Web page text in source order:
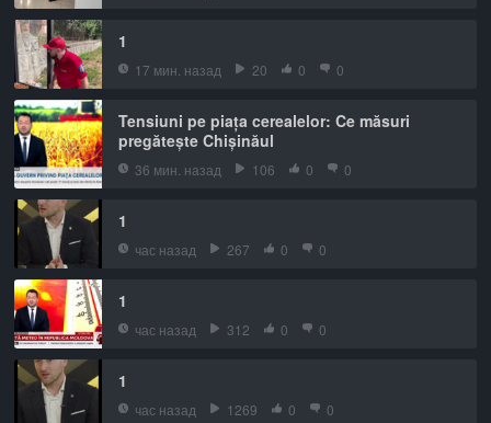
1
17 мин. назад 20 0 0
Tensiuni pe piața cerealelor: Ce măsuri
pregătește Chișinăul
36 мин. назад 106 0 0
1
час назад 267 0 0
1
час назад 312 0 0
1
час назад 1269 0 0